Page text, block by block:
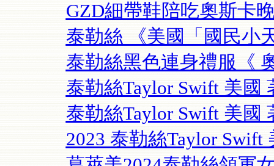
GZD細帶鞋陪吃奧斯卡
泰勒絲 《美國「國民小
泰勒絲黑色連身禮服《
泰勒絲Taylor Swift 美國
泰勒絲Taylor Swift 美國
2023 泰勒絲Taylor